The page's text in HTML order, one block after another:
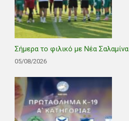
Σήμερα το φιλικό με Νέα Σαλαμίνα
05/08/2026